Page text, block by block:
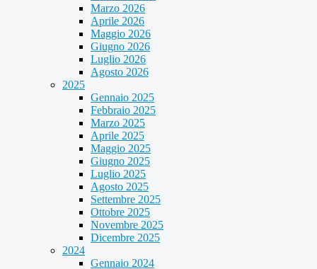
Marzo 2026
Aprile 2026
Maggio 2026
Giugno 2026
Luglio 2026
Agosto 2026
2025
Gennaio 2025
Febbraio 2025
Marzo 2025
Aprile 2025
Maggio 2025
Giugno 2025
Luglio 2025
Agosto 2025
Settembre 2025
Ottobre 2025
Novembre 2025
Dicembre 2025
2024
Gennaio 2024